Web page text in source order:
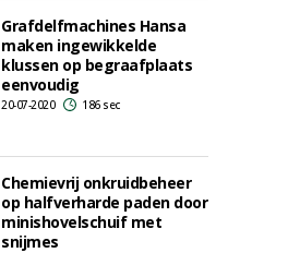
Grafdelfmachines Hansa
maken ingewikkelde
klussen op begraafplaats
eenvoudig
20-07-2020 186 sec
Chemievrij onkruidbeheer
op halfverharde paden door
minishovelschuif met
snijmes